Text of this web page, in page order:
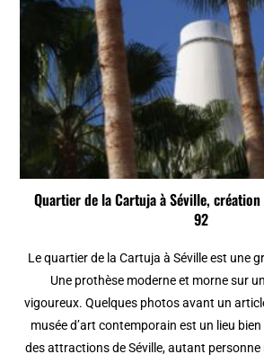
Quartier de la Cartuja à Séville, création
92
Le quartier de la Cartuja à Séville est une
Une prothèse moderne et morne sur
vigoureux. Quelques photos avant un
musée d’art contemporain est un lieu
des attractions de Séville, autant personne